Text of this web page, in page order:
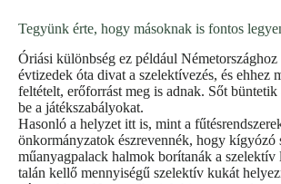
Tegyünk érte, hogy másoknak is fontos
Óriási különbség ez például Németországhoz
évtizedek óta divat a szelektívezés, és ehhez
feltételt, erőforrást meg is adnak. Sőt
be a játékszabályokat.
Hasonló a helyzet itt is, mint a
önkormányzatok észrevennék, hogy kígyózó
műanyagpalack halmok borítanák a
talán kellő mennyiségű szelektív kukát